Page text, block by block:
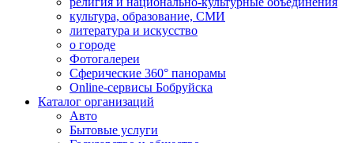
культура, образование, СМИ
литература и искусство
о городе
Фотогалереи
Сферические 360° панорамы
Online-сервисы Бобруйска
Каталог организаций
Авто
Бытовые услуги